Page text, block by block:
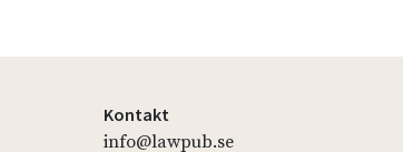
Kontakt
info@lawpub.se